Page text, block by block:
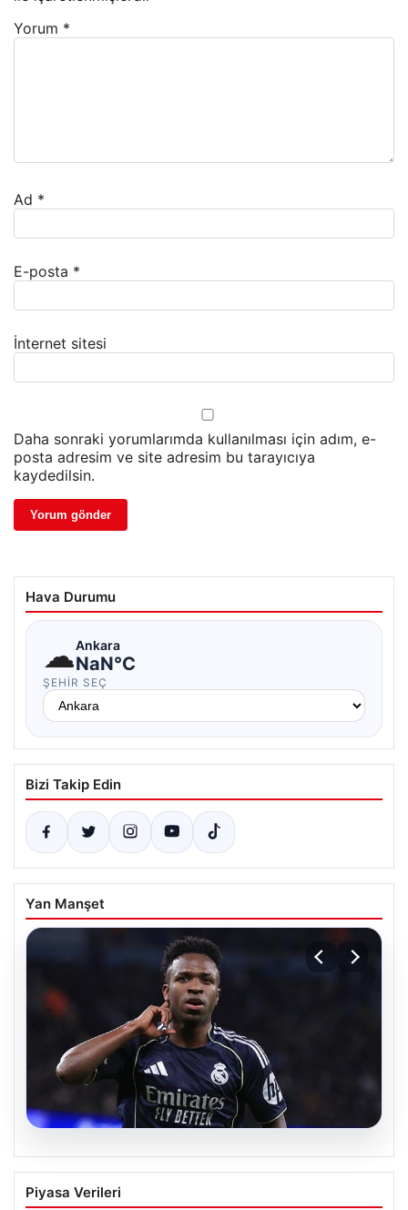
Yorum *
Ad *
E-posta *
İnternet sitesi
Daha sonraki yorumlarımda kullanılması için adım, e-
posta adresim ve site adresim bu tarayıcıya
kaydedilsin.
Hava Durumu
☁Ankara
NaN°C
ŞEHIR SEÇ
Bizi Takip Edin
Yan Manşet
Vinicius Jr. Real Madrid ile geleceğini
güvence altına aldı
Piyasa Verileri